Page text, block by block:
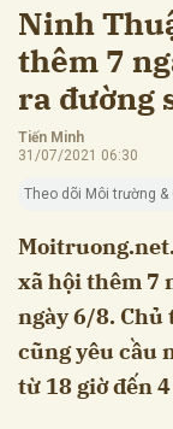
Ninh
thêm 7
ra đường
Tiến Minh
31/07/2021 06:30
Theo dõi Môi trường
xã hội thêm 7
ngày 6/8.
cũng yêu cầu
từ 18 giờ đến